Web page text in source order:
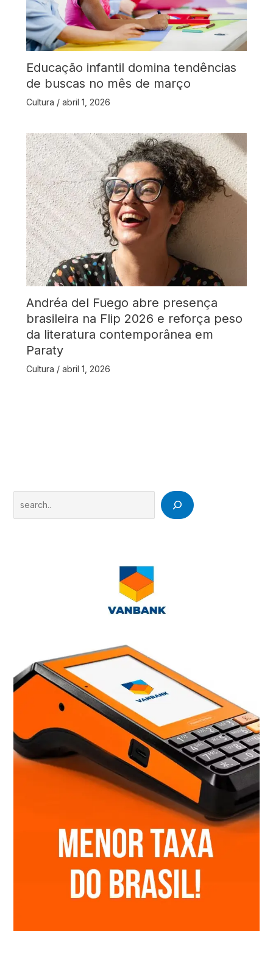
Educação infantil domina tendências
de buscas no mês de março
Cultura / abril 1, 2026
Andréa del Fuego abre presença
brasileira na Flip 2026 e reforça peso
da literatura contemporânea em
Paraty
Cultura / abril 1, 2026